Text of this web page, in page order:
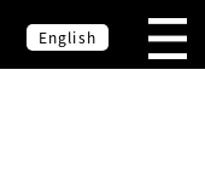
English